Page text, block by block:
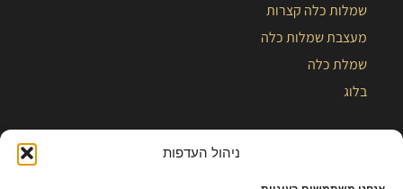
ניהול העדפות
שמלות כלה קצרות
מעצבת שמלות כלה
שמלת כלה
בלוג